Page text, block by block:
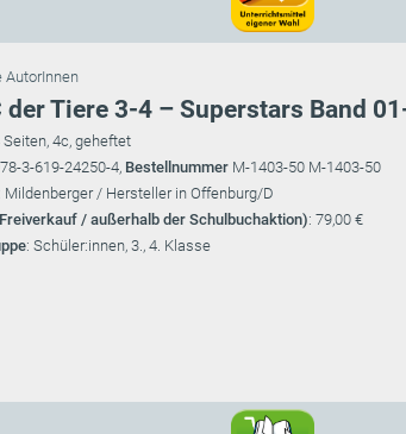
AutorInnen
der Tiere 3-4 – Superstars Band
Seiten, 4c, geheftet
3-619-24250-4, Bestellnummer M-1403-50 M-1403-50
: Mildenberger / Hersteller in Offenburg/D
/ außerhalb der Schulbuchaktion): 79,00 €
: Schüler:innen, 3., 4. Klasse